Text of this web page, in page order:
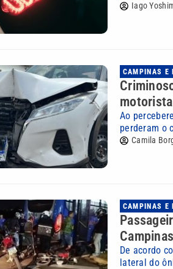
Iago
CAMPINAS E
Ao
perderam o
Camila
CAMPINAS E
Campinas
De acordo
lateral do